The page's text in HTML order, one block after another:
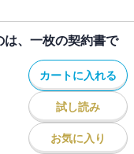
は、一枚の契約書で
カートに入れる
試し読み
お気に入り